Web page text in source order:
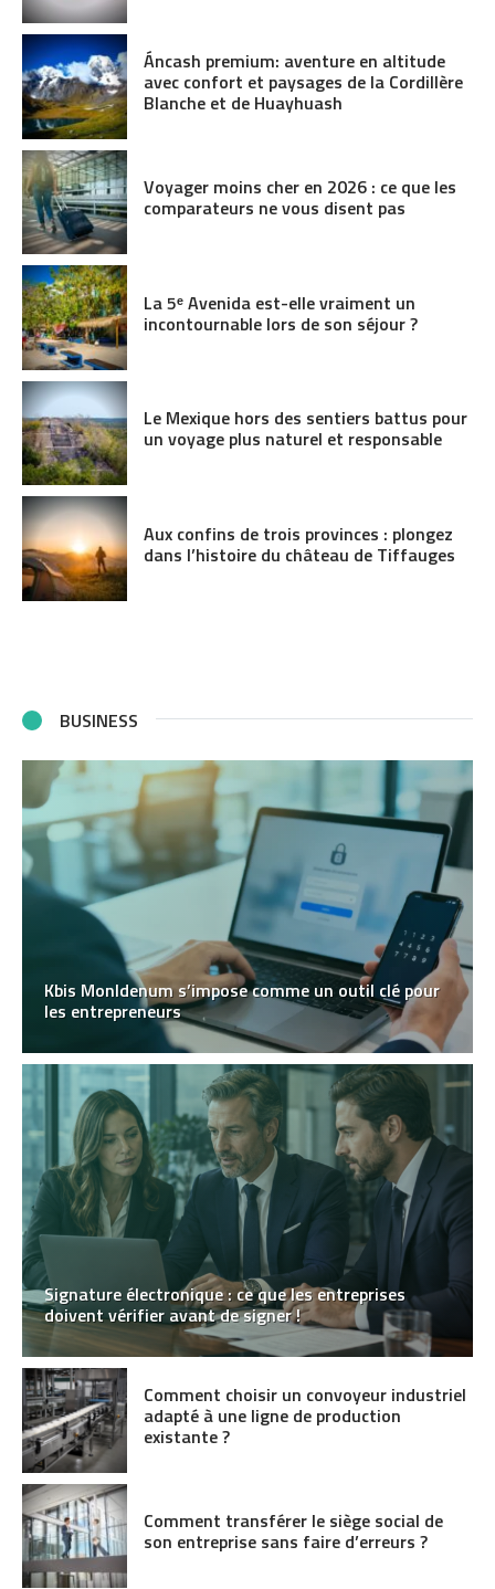
Áncash premium: aventure en altitude
avec confort et paysages de la Cordillère
Blanche et de Huayhuash
Voyager moins cher en 2026 : ce que les
comparateurs ne vous disent pas
La 5ᵉ Avenida est-elle vraiment un
incontournable lors de son séjour ?
Le Mexique hors des sentiers battus pour
un voyage plus naturel et responsable
Aux confins de trois provinces : plongez
dans l’histoire du château de Tiffauges
BUSINESS
Kbis MonIdenum s’impose comme un outil clé pour
les entrepreneurs
Signature électronique : ce que les entreprises
doivent vérifier avant de signer !
Comment choisir un convoyeur industriel
adapté à une ligne de production
existante ?
Comment transférer le siège social de
son entreprise sans faire d’erreurs ?